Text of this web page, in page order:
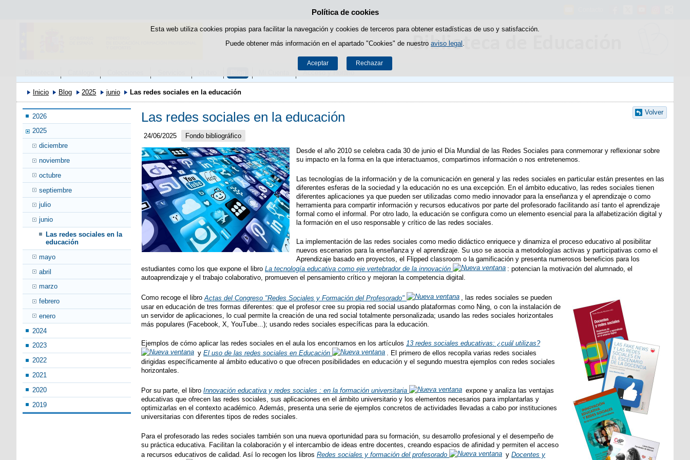
Política de cookies
Esta web utiliza cookies propias para facilitar la navegación y cookies de terceros para obtener estadísticas de uso y satisfacción.
Puede obtener más información en el apartado "Cookies" de nuestro aviso legal
Aceptar Rechazar
Saltar al contenido
Acceso y Horario
Inicio Blog 2025 junio Las redes sociales en la educación
2026
2025
diciembre
noviembre
octubre
septiembre
julio
junio
Las redes sociales en la
educación
mayo
abril
marzo
febrero
enero
2024
2023
2022
2021
2020
2019
Volver
Las redes sociales en la educación
24/06/2025
Fondo bibliográfico
Desde el año 2010 se celebra cada 30 de junio el Día Mundial de las Redes Sociales para conmemorar y reflexionar sobre
su impacto en la forma en la que interactuamos, compartimos información o nos entretenemos.
Las tecnologías de la información y de la comunicación en general y las redes sociales en particular están presentes en las
diferentes esferas de la sociedad y la educación no es una excepción. En el ámbito educativo, las redes sociales tienen
diferentes aplicaciones ya que pueden ser utilizadas como medio innovador para la enseñanza y el aprendizaje o como
herramienta para compartir información y recursos educativos por parte del profesorado facilitando así tanto el aprendizaje
formal como el informal. Por otro lado, la educación se configura como un elemento esencial para la alfabetización digital y
la formación en el uso responsable y crítico de las redes sociales.
La implementación de las redes sociales como medio didáctico enriquece y dinamiza el proceso educativo al posibilitar
nuevos escenarios para la enseñanza y el aprendizaje. Su uso se asocia a metodologías activas y participativas como el
Aprendizaje basado en proyectos, el Flipped classroom o la gamificación y presenta numerosos beneficios para los
estudiantes como los que expone el libro La tecnología educativa como eje vertebrador de la innovación
: potencian la motivación del alumnado, el
autoaprendizaje y el trabajo colaborativo, promueven el pensamiento crítico y mejoran la competencia digital.
Como recoge el libro Actas del Congreso "Redes Sociales y Formación del Profesorado"
, las redes sociales se pueden
usar en educación de tres formas diferentes: que el profesor cree su propia red social usando plataformas como Ning, o con la instalación de
un servidor de aplicaciones, lo cual permite la creación de una red social totalmente personalizada; usando las redes sociales horizontales
más populares (Facebook, X, YouTube...); usando redes sociales específicas para la educación.
Ejemplos de cómo aplicar las redes sociales en el aula los encontramos en los artículos 13 redes sociales educativas: ¿cuál utilizas?
yEl uso de las redes sociales en Educación
. El primero de ellos recopila varias redes sociales
dirigidas específicamente al ámbito educativo o que ofrecen posibilidades en educación y el segundo muestra ejemplos con redes sociales
horizontales.
Por su parte, el libro Innovación educativa y redes sociales : en la formación universitaria
expone y analiza las ventajas
educativas que ofrecen las redes sociales, sus aplicaciones en el ámbito universitario y los elementos necesarios para implantarlas y
optimizarlas en el contexto académico. Además, presenta una serie de ejemplos concretos de actividades llevadas a cabo por instituciones
universitarias con diferentes tipos de redes sociales.
Para el profesorado las redes sociales también son una nueva oportunidad para su formación, su desarrollo profesional y el desempeño de
su práctica educativa. Facilitan la colaboración y el intercambio de ideas entre docentes, creando espacios de afinidad y permiten el acceso
a recursos educativos de calidad. Así lo recogen los libros Redes sociales y formación del profesorado yDocentes y